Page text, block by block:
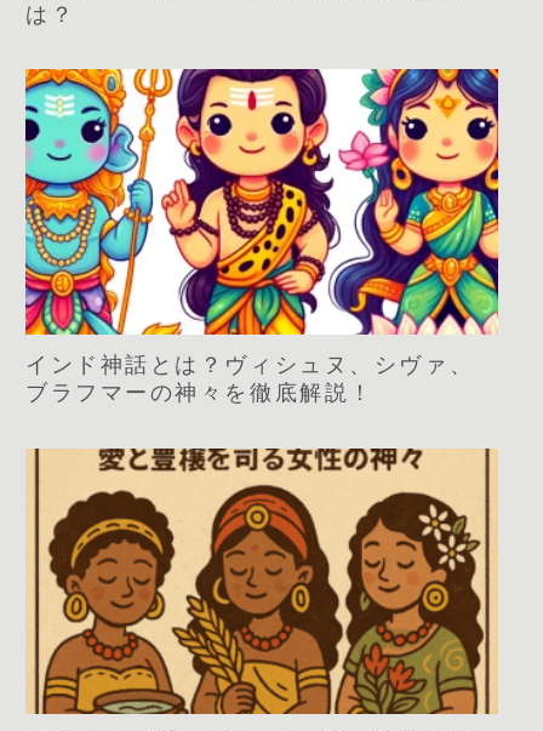
は？
インド神話とは？ヴィシュヌ、シヴァ、
ブラフマーの神々を徹底解説！